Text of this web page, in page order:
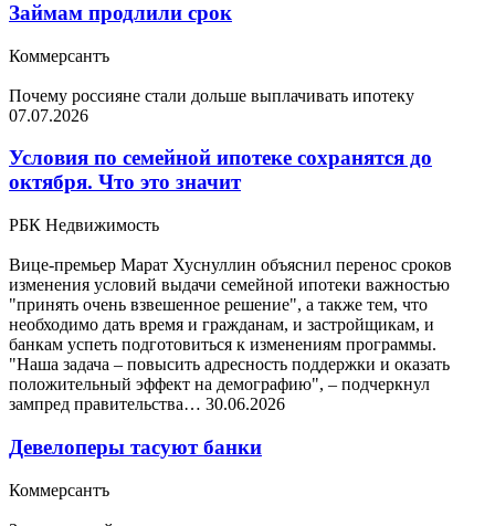
Займам продлили срок
Коммерсантъ
Почему россияне стали дольше выплачивать ипотеку
07.07.2026
Условия по семейной ипотеке сохранятся до
октября. Что это значит
РБК Недвижимость
Вице-премьер Марат Хуснуллин объяснил перенос сроков
изменения условий выдачи семейной ипотеки важностью
"принять очень взвешенное решение", а также тем, что
необходимо дать время и гражданам, и застройщикам, и
банкам успеть подготовиться к изменениям программы.
"Наша задача – повысить адресность поддержки и оказать
положительный эффект на демографию", – подчеркнул
зампред правительства… 30.06.2026
Девелоперы тасуют банки
Коммерсантъ